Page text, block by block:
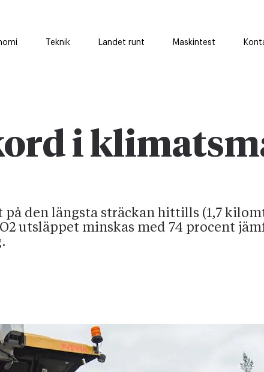
Teknik Landet runt Maskintest
i
den längsta sträckan hittills (1,7
utsläppet minskas med 74 procent